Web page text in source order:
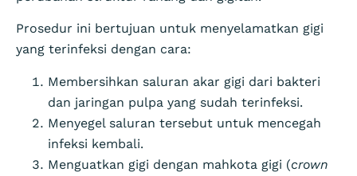
Prosedur ini bertujuan untuk menyelamatkan gigi
yang terinfeksi dengan cara:
Membersihkan saluran akar gigi dari bakteri
dan jaringan pulpa yang sudah terinfeksi.
Menyegel saluran tersebut untuk mencegah
infeksi kembali.
Menguatkan gigi dengan mahkota gigi (crown